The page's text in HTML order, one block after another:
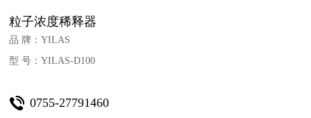
粒子浓度稀释器
品 牌：YILAS
型 号：YILAS-D100
0755-27791460